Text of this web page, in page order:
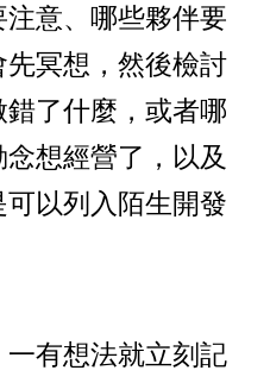
意、哪些夥伴要
冥想，然後檢討
了什麼，或者哪
想經營了，以及
以列入陌生開發
有想法就立刻記